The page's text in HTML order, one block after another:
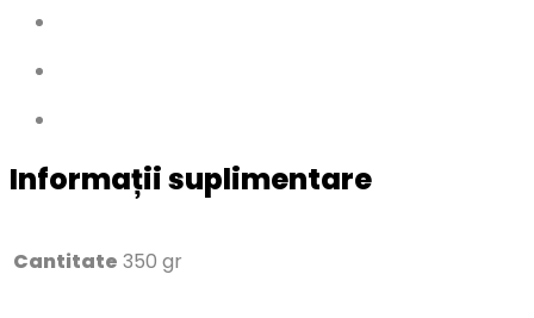
Informații suplimentare
Cantitate 350 gr